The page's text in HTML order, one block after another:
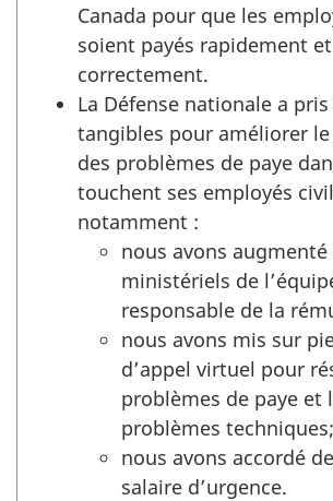
Canada pour que les
soient payés rapidement et
correctement.
La Défense nationale a
tangibles pour améliorer
des problèmes de paye
touchent ses employés
notamment :
nous avons
ministériels de
responsable de la
nous avons mis sur
d’appel virtuel pour
problèmes de paye et
problèmes techniques;
nous avons accordé
salaire d’urgence.